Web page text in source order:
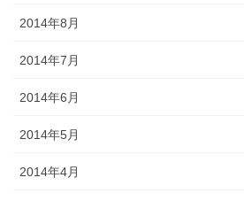
2014年8月
2014年7月
2014年6月
2014年5月
2014年4月